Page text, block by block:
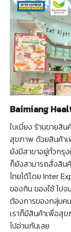
Baimiang
ใบเมี่ยง ร้านขายสิ
สุขภาพ ด้วยสินค้า
ยังมีสาขาอยู่ทั่วกรุ
ก็ยังสามารถสั่งสิน
ไทยได้โดย Inter
ของกิน ของใช้ ไป
ต้องการของกลุ่มค
เราก็มีสินค้าเพื่อสุข
ไปอ่านกันเลย